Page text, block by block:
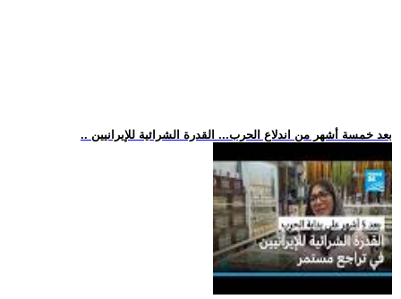
.. بعد خمسة أشهر من اندلاع الحرب... القدرة الشرائية للإيرانيين